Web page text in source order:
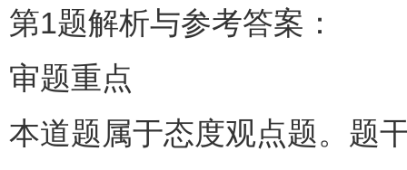
第1题解析与参考答案：
审题重点
本道题属于态度观点题。题